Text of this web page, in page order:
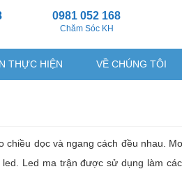
0981 052 168
Chăm Sóc KH
THỰC HIỆN VỀ CHÚNG TÔI
dọc và ngang cách đều nhau.
Led ma trận được sử dụng làm